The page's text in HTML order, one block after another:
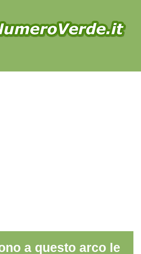
a questo arco le